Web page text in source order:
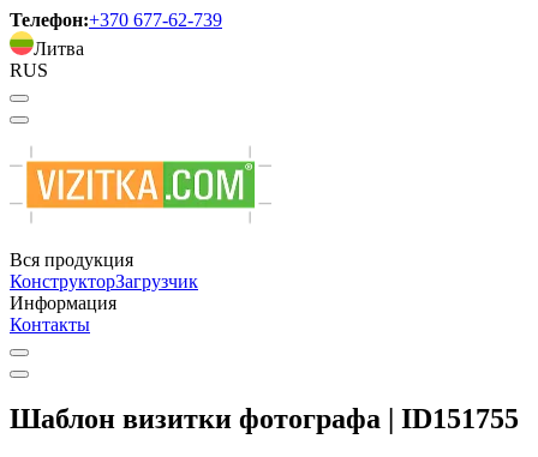
Телефон:+370 677-62-739
Литва
RUS
Вся продукция
КонструкторЗагрузчик
Информация
Контакты
Шаблон визитки фотографа | ID151755